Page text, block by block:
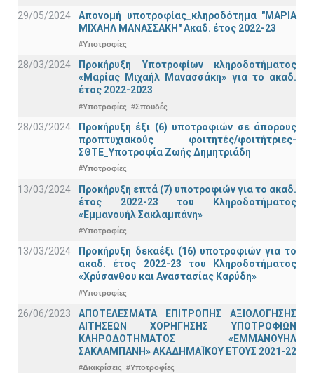
29/05/2024
Απονομή υποτροφίας_κληροδότημα "ΜΑΡΙΑ
ΜΙΧΑΗΛ ΜΑΝΑΣΣΑΚΗ" Ακαδ. έτος 2022-23
#Υποτροφίες
28/03/2024
Προκήρυξη Υποτροφίων κληροδοτήματος
«Μαρίας Μιχαήλ Μανασσάκη» για το ακαδ.
έτος 2022-2023
#Υποτροφίες #Σπουδές
28/03/2024
Προκήρυξη έξι (6) υποτροφιών σε άπορους
προπτυχιακούς φοιτητές/φοιτήτριες-
ΣΘΤΕ_Υποτροφία Ζωής Δημητριάδη
#Υποτροφίες
13/03/2024
Προκήρυξη επτά (7) υποτροφιών για το ακαδ.
έτος 2022-23 του Κληροδοτήματος
«Εμμανουήλ Σακλαμπάνη»
#Υποτροφίες
13/03/2024
Προκήρυξη δεκαέξι (16) υποτροφιών για το
ακαδ. έτος 2022-23 του Κληροδοτήματος
«Χρύσανθου και Αναστασίας Καρύδη»
#Υποτροφίες
26/06/2023
ΑΠΟΤΕΛΕΣΜΑΤΑ ΕΠΙΤΡΟΠΗΣ ΑΞΙΟΛΟΓΗΣΗΣ
ΑΙΤΗΣΕΩΝ ΧΟΡΗΓΗΣΗΣ ΥΠΟΤΡΟΦΙΩΝ
ΚΛΗΡΟΔΟΤΗΜΑΤΟΣ «ΕΜΜΑΝΟΥΗΛ
ΣΑΚΛΑΜΠΑΝΗ» ΑΚΑΔΗΜΑΪΚΟΥ ΕΤΟΥΣ 2021-22
#Διακρίσεις #Υποτροφίες